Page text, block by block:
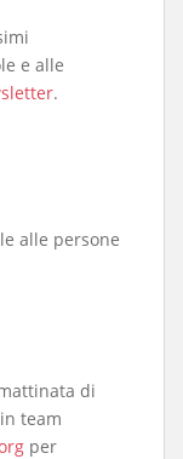
e alle
.
alle persone
di
team
per